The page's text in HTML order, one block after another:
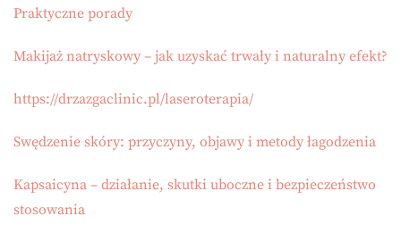
Praktyczne porady
Makijaż natryskowy – jak uzyskać trwały i naturalny efekt?
https://drzazgaclinic.pl/laseroterapia/
Swędzenie skóry: przyczyny, objawy i metody łagodzenia
Kapsaicyna – działanie, skutki uboczne i bezpieczeństwo
stosowania